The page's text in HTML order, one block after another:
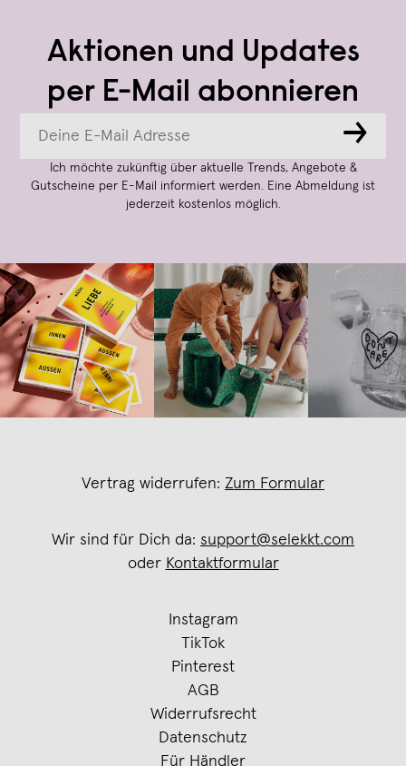
Aktionen und Updates
per E-Mail abonnieren
→
Ich möchte zukünftig über aktuelle Trends, Angebote &
Gutscheine per E-Mail informiert werden. Eine Abmeldung ist
jederzeit kostenlos möglich.
Vertrag widerrufen: Zum Formular
Wir sind für Dich da: support@selekkt.com
oder Kontaktformular
Instagram
TikTok
Pinterest
AGB
Widerrufsrecht
Datenschutz
Für Händler